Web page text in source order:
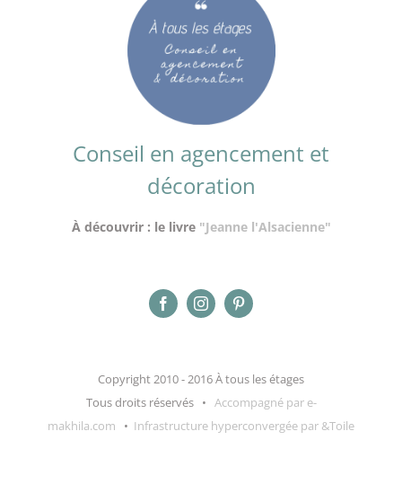
Conseil en agencement et
décoration
À découvrir : le livre "Jeanne l'Alsacienne"
Copyright 2010 - 2016 À tous les étages
Tous droits réservés • Accompagné par e-
makhila.com • Infrastructure hyperconvergée par &Toile